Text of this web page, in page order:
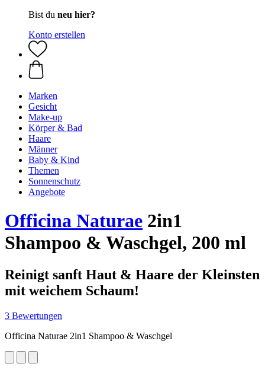
Bist du neu hier?
Konto erstellen
Marken
Gesicht
Make-up
Körper & Bad
Haare
Männer
Baby & Kind
Themen
Sonnenschutz
Angebote
Officina Naturae 2in1
Shampoo & Waschgel, 200 ml
Reinigt sanft Haut & Haare der Kleinsten
mit weichem Schaum!
3 Bewertungen
Officina Naturae 2in1 Shampoo & Waschgel